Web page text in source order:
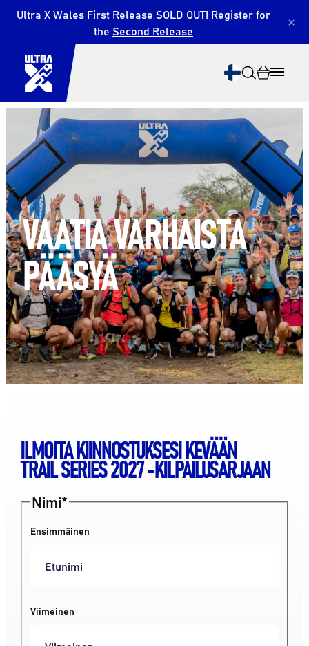
Ultra X Wales First Release SOLD OUT! Register for
the Second Release ×
VAATIA VARHAISTA
PÄÄSYÄ
ILMOITA KIINNOSTUKSESI KEVÄÄN
TRAIL SERIES 2027 -KILPAILUSARJAAN
Nimi*
Ensimmäinen
Viimeinen